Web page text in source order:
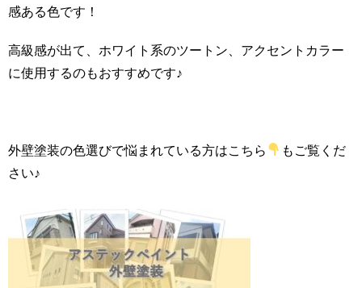
感ある色です！
高級感が出て、ホワイト系のツートン、アクセントカラー
に使用するのもおすすめです♪
外壁塗装の色選びで悩まれている方はこちら
もご覧くだ
さい♪